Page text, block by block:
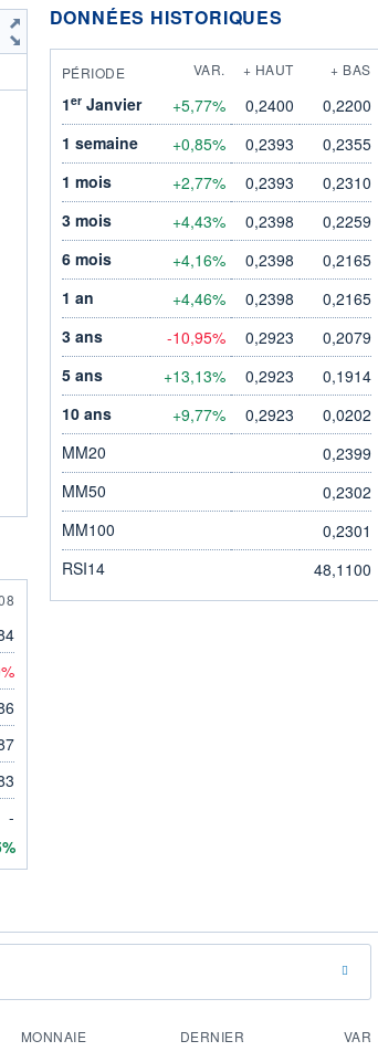
-
DONNÉES HISTORIQUES
PÉRIODE VAR. + HAUT + BAS
1erJanvier +5,77% 0,2400
0,2200
1 semaine
+0,85% 0,2393
0,2355
1 mois
+2,77% 0,2393
0,2310
3 mois
+4,43% 0,2398
0,2259
6 mois
+4,16% 0,2398
0,2165
1 an
+4,46% 0,2398
0,2165
3 ans
-10,95% 0,2923
0,2079
5 ans
+13,13% 0,2923
0,1914
10 ans
+9,77% 0,2923
0,0202
MM20
0,2399
MM50
0,2302
MM100
0,2301
RSI14
48,1100
MONNAIE DERNIER VAR